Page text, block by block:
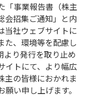
「事業報告書（株主
会招集ご通知」と内
当社ウェブサイトに
た、環境等を配慮し
り発行を取り止め
イトにて、より幅広
主の皆様におかれま
い申し上げます。